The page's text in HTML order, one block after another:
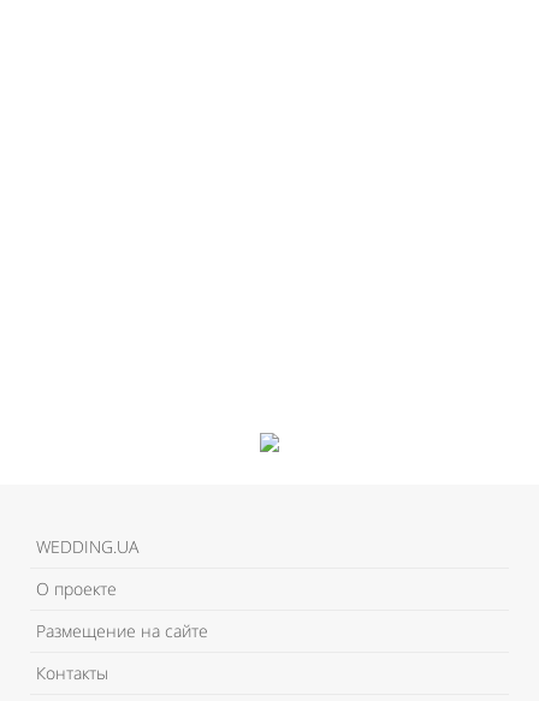
WEDDING.UA
О проекте
Размещение на сайте
Контакты